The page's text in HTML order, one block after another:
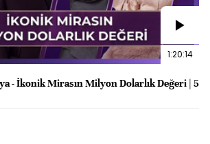
1:20:14
- İkonik Mirasın Milyon Dolarlık Değeri | 5